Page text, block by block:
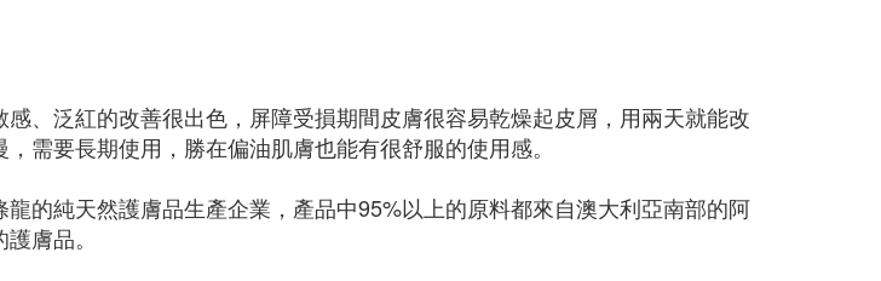
、泛紅的改善很出色，屏障受損期間皮膚很容易乾燥起皮屑，用兩天就能改
需要長期使用，勝在偏油肌膚也能有很舒服的使用感。
的純天然護膚品生產企業，產品中95%以上的原料都來自澳大利亞南部的阿
膚品。